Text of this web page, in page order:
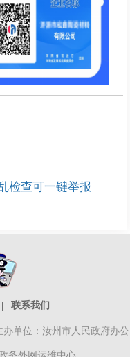
检查可一键举报
| 联系我们
单位：汝州市人民政府办公